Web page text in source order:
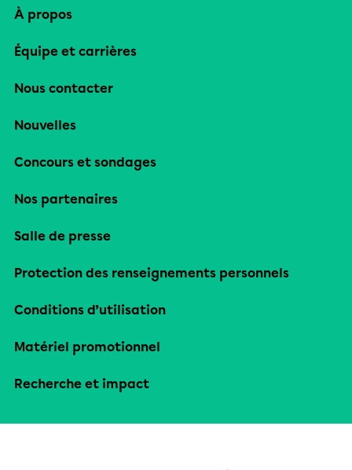
À propos
Équipe et carrières
Nous contacter
Nouvelles
Concours et sondages
Nos partenaires
Salle de presse
Protection des renseignements personnels
Conditions d’utilisation
Matériel promotionnel
Recherche et impact